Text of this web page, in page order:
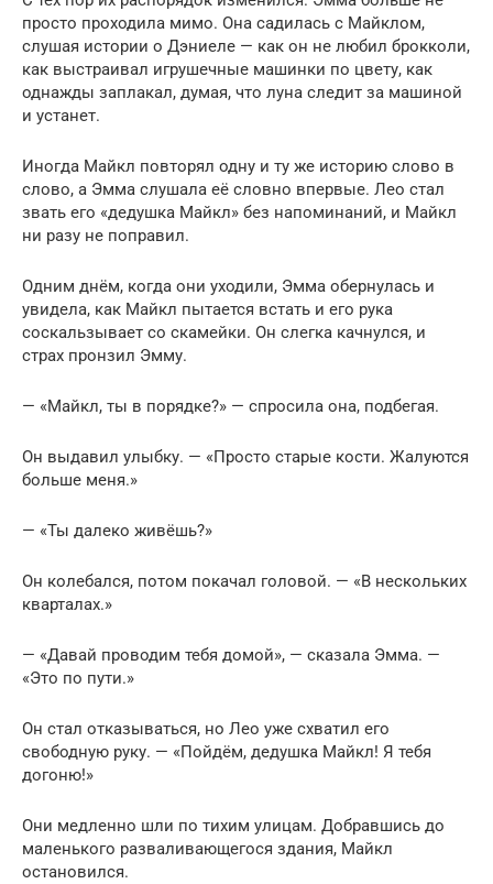
просто проходила мимо. Она садилась с Майклом,
слушая истории о Дэниеле — как он не любил брокколи,
как выстраивал игрушечные машинки по цвету, как
однажды заплакал, думая, что луна следит за машиной
и устанет.
Иногда Майкл повторял одну и ту же историю слово в
слово, а Эмма слушала её словно впервые. Лео стал
звать его «дедушка Майкл» без напоминаний, и Майкл
ни разу не поправил.
Одним днём, когда они уходили, Эмма обернулась и
увидела, как Майкл пытается встать и его рука
соскальзывает со скамейки. Он слегка качнулся, и
страх пронзил Эмму.
— «Майкл, ты в порядке?» — спросила она, подбегая.
Он выдавил улыбку. — «Просто старые кости. Жалуются
больше меня.»
— «Ты далеко живёшь?»
Он колебался, потом покачал головой. — «В нескольких
кварталах.»
— «Давай проводим тебя домой», — сказала Эмма. —
«Это по пути.»
Он стал отказываться, но Лео уже схватил его
свободную руку. — «Пойдём, дедушка Майкл! Я тебя
догоню!»
Они медленно шли по тихим улицам. Добравшись до
маленького разваливающегося здания, Майкл
остановился.